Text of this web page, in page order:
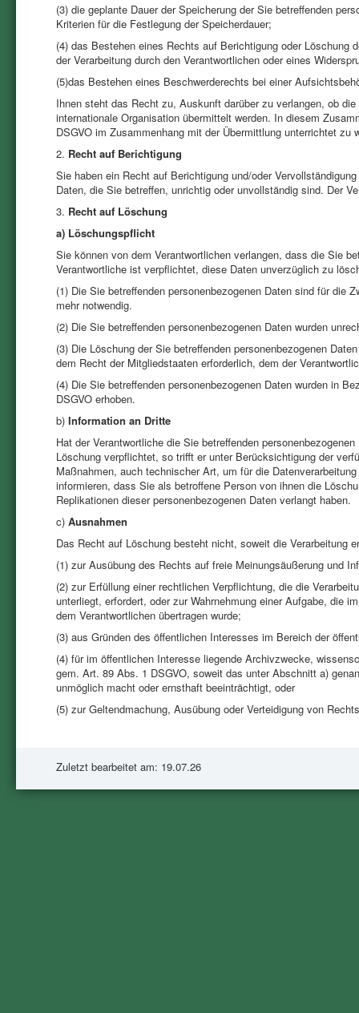
(3) die geplante Dauer der Speicherung der Sie betreffenden
Kriterien für die Festlegung der Speicherdauer;
(4) das Bestehen eines Rechts auf Berichtigung oder Löschung
der Verarbeitung durch den Verantwortlichen oder eines
(5)das Bestehen eines Beschwerderechts bei einer
Ihnen steht das Recht zu, Auskunft darüber zu verlangen, ob
internationale Organisation übermittelt werden. In diesem
DSGVO im Zusammenhang mit der Übermittlung unterrichtet zu
2. Recht auf Berichtigung
Sie haben ein Recht auf Berichtigung und/oder
Daten, die Sie betreffen, unrichtig oder unvollständig sind. Der
3. Recht auf Löschung
a) Löschungspflicht
Sie können von dem Verantwortlichen verlangen, dass die Sie
Verantwortliche ist verpflichtet, diese Daten unverzüglich zu
(1) Die Sie betreffenden personenbezogenen Daten sind für die
mehr notwendig.
(2) Die Sie betreffenden personenbezogenen Daten wurden
(3) Die Löschung der Sie betreffenden personenbezogenen
dem Recht der Mitgliedstaaten erforderlich, dem der
(4) Die Sie betreffenden personenbezogenen Daten wurden in
DSGVO erhoben.
b) Information an Dritte
Hat der Verantwortliche die Sie betreffenden
Löschung verpflichtet, so trifft er unter Berücksichtigung der
Maßnahmen, auch technischer Art, um für die
informieren, dass Sie als betroffene Person von ihnen die
Replikationen dieser personenbezogenen Daten verlangt haben.
c) Ausnahmen
Das Recht auf Löschung besteht nicht, soweit die Verarbeitung
(1) zur Ausübung des Rechts auf freie Meinungsäußerung und
(2) zur Erfüllung einer rechtlichen Verpflichtung, die die
unterliegt, erfordert, oder zur Wahrnehmung einer Aufgabe, die
dem Verantwortlichen übertragen wurde;
(3) aus Gründen des öffentlichen Interesses im Bereich der
(4) für im öffentlichen Interesse liegende Archivzwecke,
gem. Art. 89 Abs. 1 DSGVO, soweit das unter Abschnitt a)
unmöglich macht oder ernsthaft beeinträchtigt, oder
(5) zur Geltendmachung, Ausübung oder Verteidigung von
Zuletzt bearbeitet am: 19.07.26